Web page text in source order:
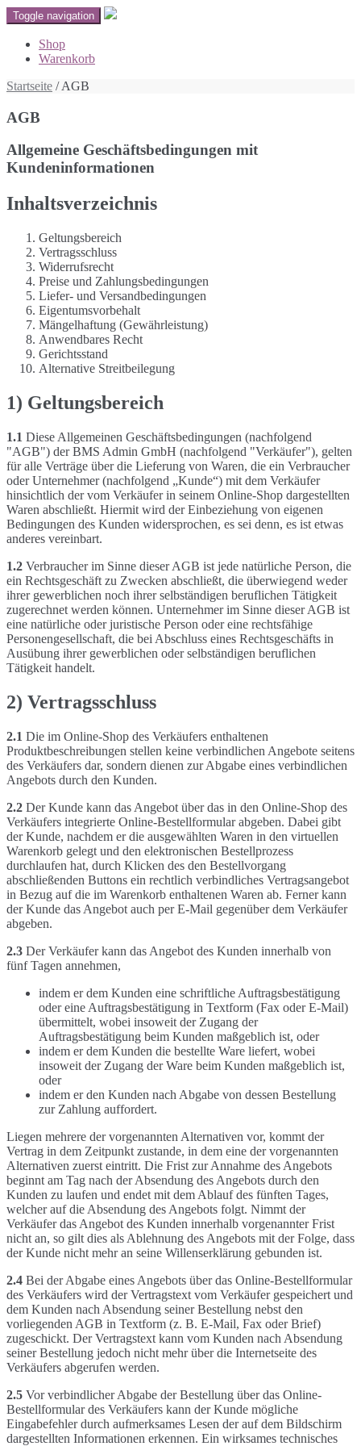
Toggle navigation
Shop
Warenkorb
Startseite /AGB
AGB
Allgemeine Geschäftsbedingungen mit
Kundeninformationen
Inhaltsverzeichnis
Geltungsbereich
Vertragsschluss
Widerrufsrecht
Preise und Zahlungsbedingungen
Liefer- und Versandbedingungen
Eigentumsvorbehalt
Mängelhaftung (Gewährleistung)
Anwendbares Recht
Gerichtsstand
Alternative Streitbeilegung
1) Geltungsbereich
1.1 Diese Allgemeinen Geschäftsbedingungen (nachfolgend
"AGB") der BMS Admin GmbH (nachfolgend "Verkäufer"), gelten
für alle Verträge über die Lieferung von Waren, die ein Verbraucher
oder Unternehmer (nachfolgend „Kunde“) mit dem Verkäufer
hinsichtlich der vom Verkäufer in seinem Online-Shop dargestellten
Waren abschließt. Hiermit wird der Einbeziehung von eigenen
Bedingungen des Kunden widersprochen, es sei denn, es ist etwas
anderes vereinbart.
1.2 Verbraucher im Sinne dieser AGB ist jede natürliche Person, die
ein Rechtsgeschäft zu Zwecken abschließt, die überwiegend weder
ihrer gewerblichen noch ihrer selbständigen beruflichen Tätigkeit
zugerechnet werden können. Unternehmer im Sinne dieser AGB ist
eine natürliche oder juristische Person oder eine rechtsfähige
Personengesellschaft, die bei Abschluss eines Rechtsgeschäfts in
Ausübung ihrer gewerblichen oder selbständigen beruflichen
Tätigkeit handelt.
2) Vertragsschluss
2.1 Die im Online-Shop des Verkäufers enthaltenen
Produktbeschreibungen stellen keine verbindlichen Angebote seitens
des Verkäufers dar, sondern dienen zur Abgabe eines verbindlichen
Angebots durch den Kunden.
2.2 Der Kunde kann das Angebot über das in den Online-Shop des
Verkäufers integrierte Online-Bestellformular abgeben. Dabei gibt
der Kunde, nachdem er die ausgewählten Waren in den virtuellen
Warenkorb gelegt und den elektronischen Bestellprozess
durchlaufen hat, durch Klicken des den Bestellvorgang
abschließenden Buttons ein rechtlich verbindliches Vertragsangebot
in Bezug auf die im Warenkorb enthaltenen Waren ab. Ferner kann
der Kunde das Angebot auch per E-Mail gegenüber dem Verkäufer
abgeben.
2.3 Der Verkäufer kann das Angebot des Kunden innerhalb von
fünf Tagen annehmen,
indem er dem Kunden eine schriftliche Auftragsbestätigung
oder eine Auftragsbestätigung in Textform (Fax oder E-Mail)
übermittelt, wobei insoweit der Zugang der
Auftragsbestätigung beim Kunden maßgeblich ist, oder
indem er dem Kunden die bestellte Ware liefert, wobei
insoweit der Zugang der Ware beim Kunden maßgeblich ist,
oder
indem er den Kunden nach Abgabe von dessen Bestellung
zur Zahlung auffordert.
Liegen mehrere der vorgenannten Alternativen vor, kommt der
Vertrag in dem Zeitpunkt zustande, in dem eine der vorgenannten
Alternativen zuerst eintritt. Die Frist zur Annahme des Angebots
beginnt am Tag nach der Absendung des Angebots durch den
Kunden zu laufen und endet mit dem Ablauf des fünften Tages,
welcher auf die Absendung des Angebots folgt. Nimmt der
Verkäufer das Angebot des Kunden innerhalb vorgenannter Frist
nicht an, so gilt dies als Ablehnung des Angebots mit der Folge, dass
der Kunde nicht mehr an seine Willenserklärung gebunden ist.
2.4 Bei der Abgabe eines Angebots über das Online-Bestellformular
des Verkäufers wird der Vertragstext vom Verkäufer gespeichert und
dem Kunden nach Absendung seiner Bestellung nebst den
vorliegenden AGB in Textform (z. B. E-Mail, Fax oder Brief)
zugeschickt. Der Vertragstext kann vom Kunden nach Absendung
seiner Bestellung jedoch nicht mehr über die Internetseite des
Verkäufers abgerufen werden.
2.5 Vor verbindlicher Abgabe der Bestellung über das Online-
Bestellformular des Verkäufers kann der Kunde mögliche
Eingabefehler durch aufmerksames Lesen der auf dem Bildschirm
dargestellten Informationen erkennen. Ein wirksames technisches